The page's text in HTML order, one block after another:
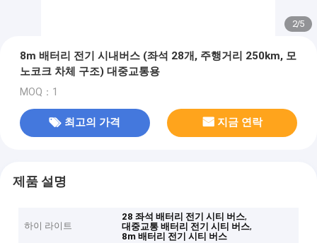
2/5
8m 배터리 전기 시내버스 (좌석 28개, 주행거리 250km, 모
노코크 차체 구조) 대중교통용
MOQ：1
최고의 가격 지금 연락
제품 설명
하이 라이트
28 좌석 배터리 전기 시티 버스,
대중교통 배터리 전기 시티 버스,
8m 배터리 전기 시티 버스